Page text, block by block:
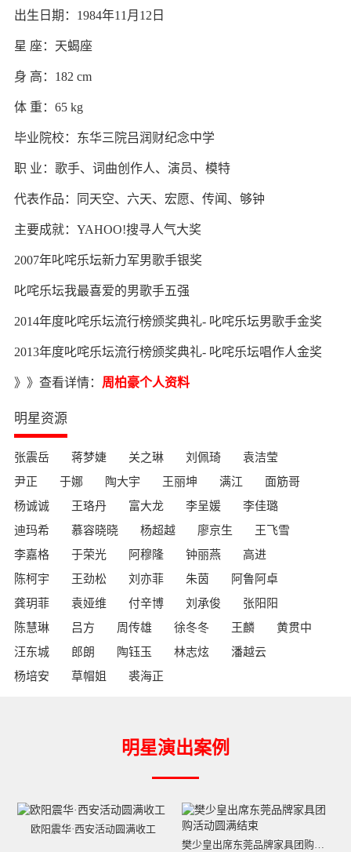
出生日期：1984年11月12日
星 座：天蝎座
身 高：182 cm
体 重：65 kg
毕业院校：东华三院吕润财纪念中学
职 业：歌手、词曲创作人、演员、模特
代表作品：同天空、六天、宏愿、传闻、够钟
主要成就：YAHOO!搜寻人气大奖
2007年叱咤乐坛新力军男歌手银奖
叱咤乐坛我最喜爱的男歌手五强
2014年度叱咤乐坛流行榜颁奖典礼- 叱咤乐坛男歌手金奖
2013年度叱咤乐坛流行榜颁奖典礼- 叱咤乐坛唱作人金奖
》》查看详情： 周柏豪个人资料
明星资源
张震岳 蒋梦婕 关之琳 刘佩琦
袁洁莹
尹正
于娜 陶大宇 王丽坤 满江
面筋哥
杨诚诚
王珞丹 富大龙 李呈媛
李佳璐
迪玛希
慕容晓晓 杨超越 廖京生
王飞雪
李嘉格
于荣光 阿穆隆 钟丽燕
高进
陈柯宇
王劲松 刘亦菲 朱茵
阿鲁阿卓
龚玥菲
袁娅维 付辛博 刘承俊
张阳阳
陈慧琳
吕方 周传雄 徐冬冬 王麟
黄贯中
汪东城
郎朗 陶钰玉 林志炫
潘越云
杨培安
草帽姐 裘海正
明星演出案例
欧阳震华·西安活动圆满收工